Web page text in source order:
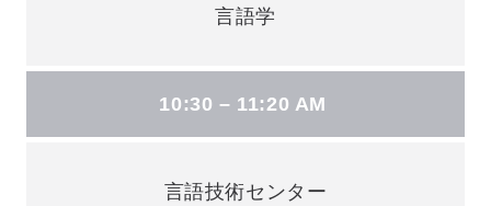
言語学
10:30 – 11:20 AM
言語技術センター